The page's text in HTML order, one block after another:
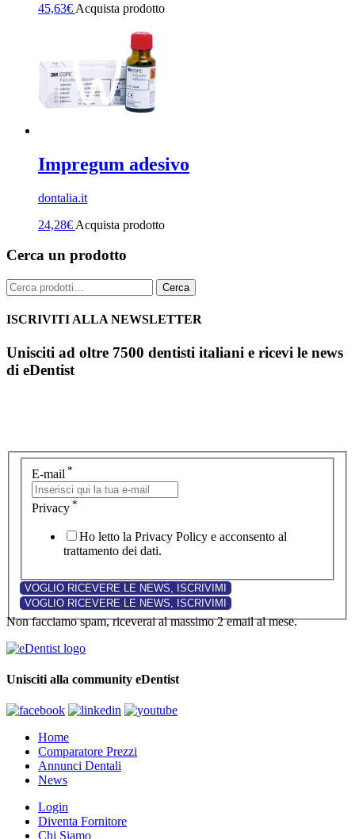
45,63€ Acquista prodotto
Impregum adesivo
dontalia.it
24,28€ Acquista prodotto
Cerca un prodotto
Cerca: Cerca
ISCRIVITI ALLA NEWSLETTER
Unisciti ad oltre 7500 dentisti italiani e ricevi le news
di eDentist
E-mail *
Privacy *
Ho letto la Privacy Policy e acconsento al
trattamento dei dati.
Non facciamo spam, riceverai al massimo 2 email al mese.
Unisciti alla community eDentist
Home
Comparatore Prezzi
Annunci Dentali
News
Login
Diventa Fornitore
Chi Siamo